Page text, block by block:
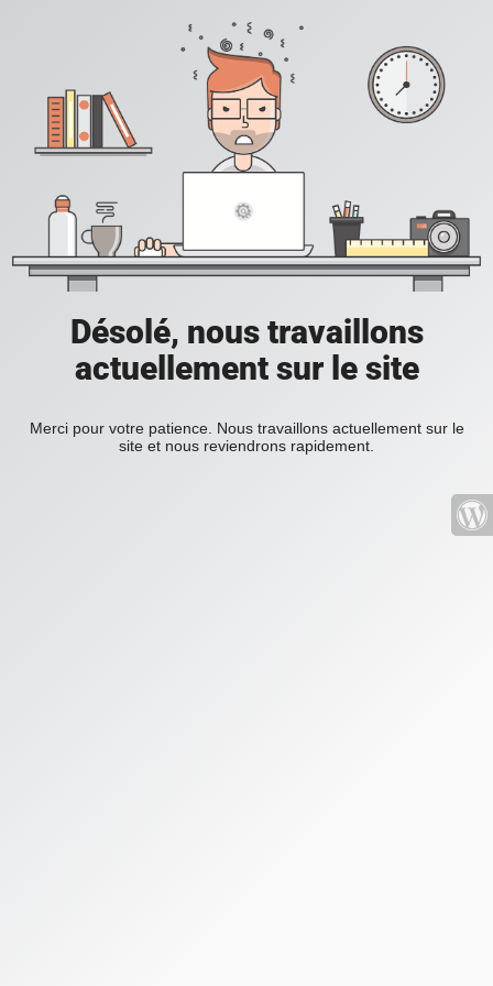
Désolé, nous travaillons
actuellement sur le site
Merci pour votre patience. Nous travaillons actuellement sur le
site et nous reviendrons rapidement.